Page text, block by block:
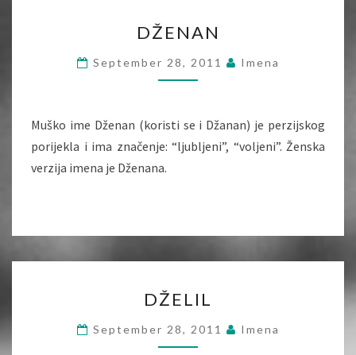
DŽENAN
September 28, 2011 Imena
Muško ime Dženan (koristi se i Džanan) je perzijskog
porijekla i ima značenje: “ljubljeni”, “voljeni”. Ženska
verzija imena je Dženana.
DŽELIL
September 28, 2011 Imena